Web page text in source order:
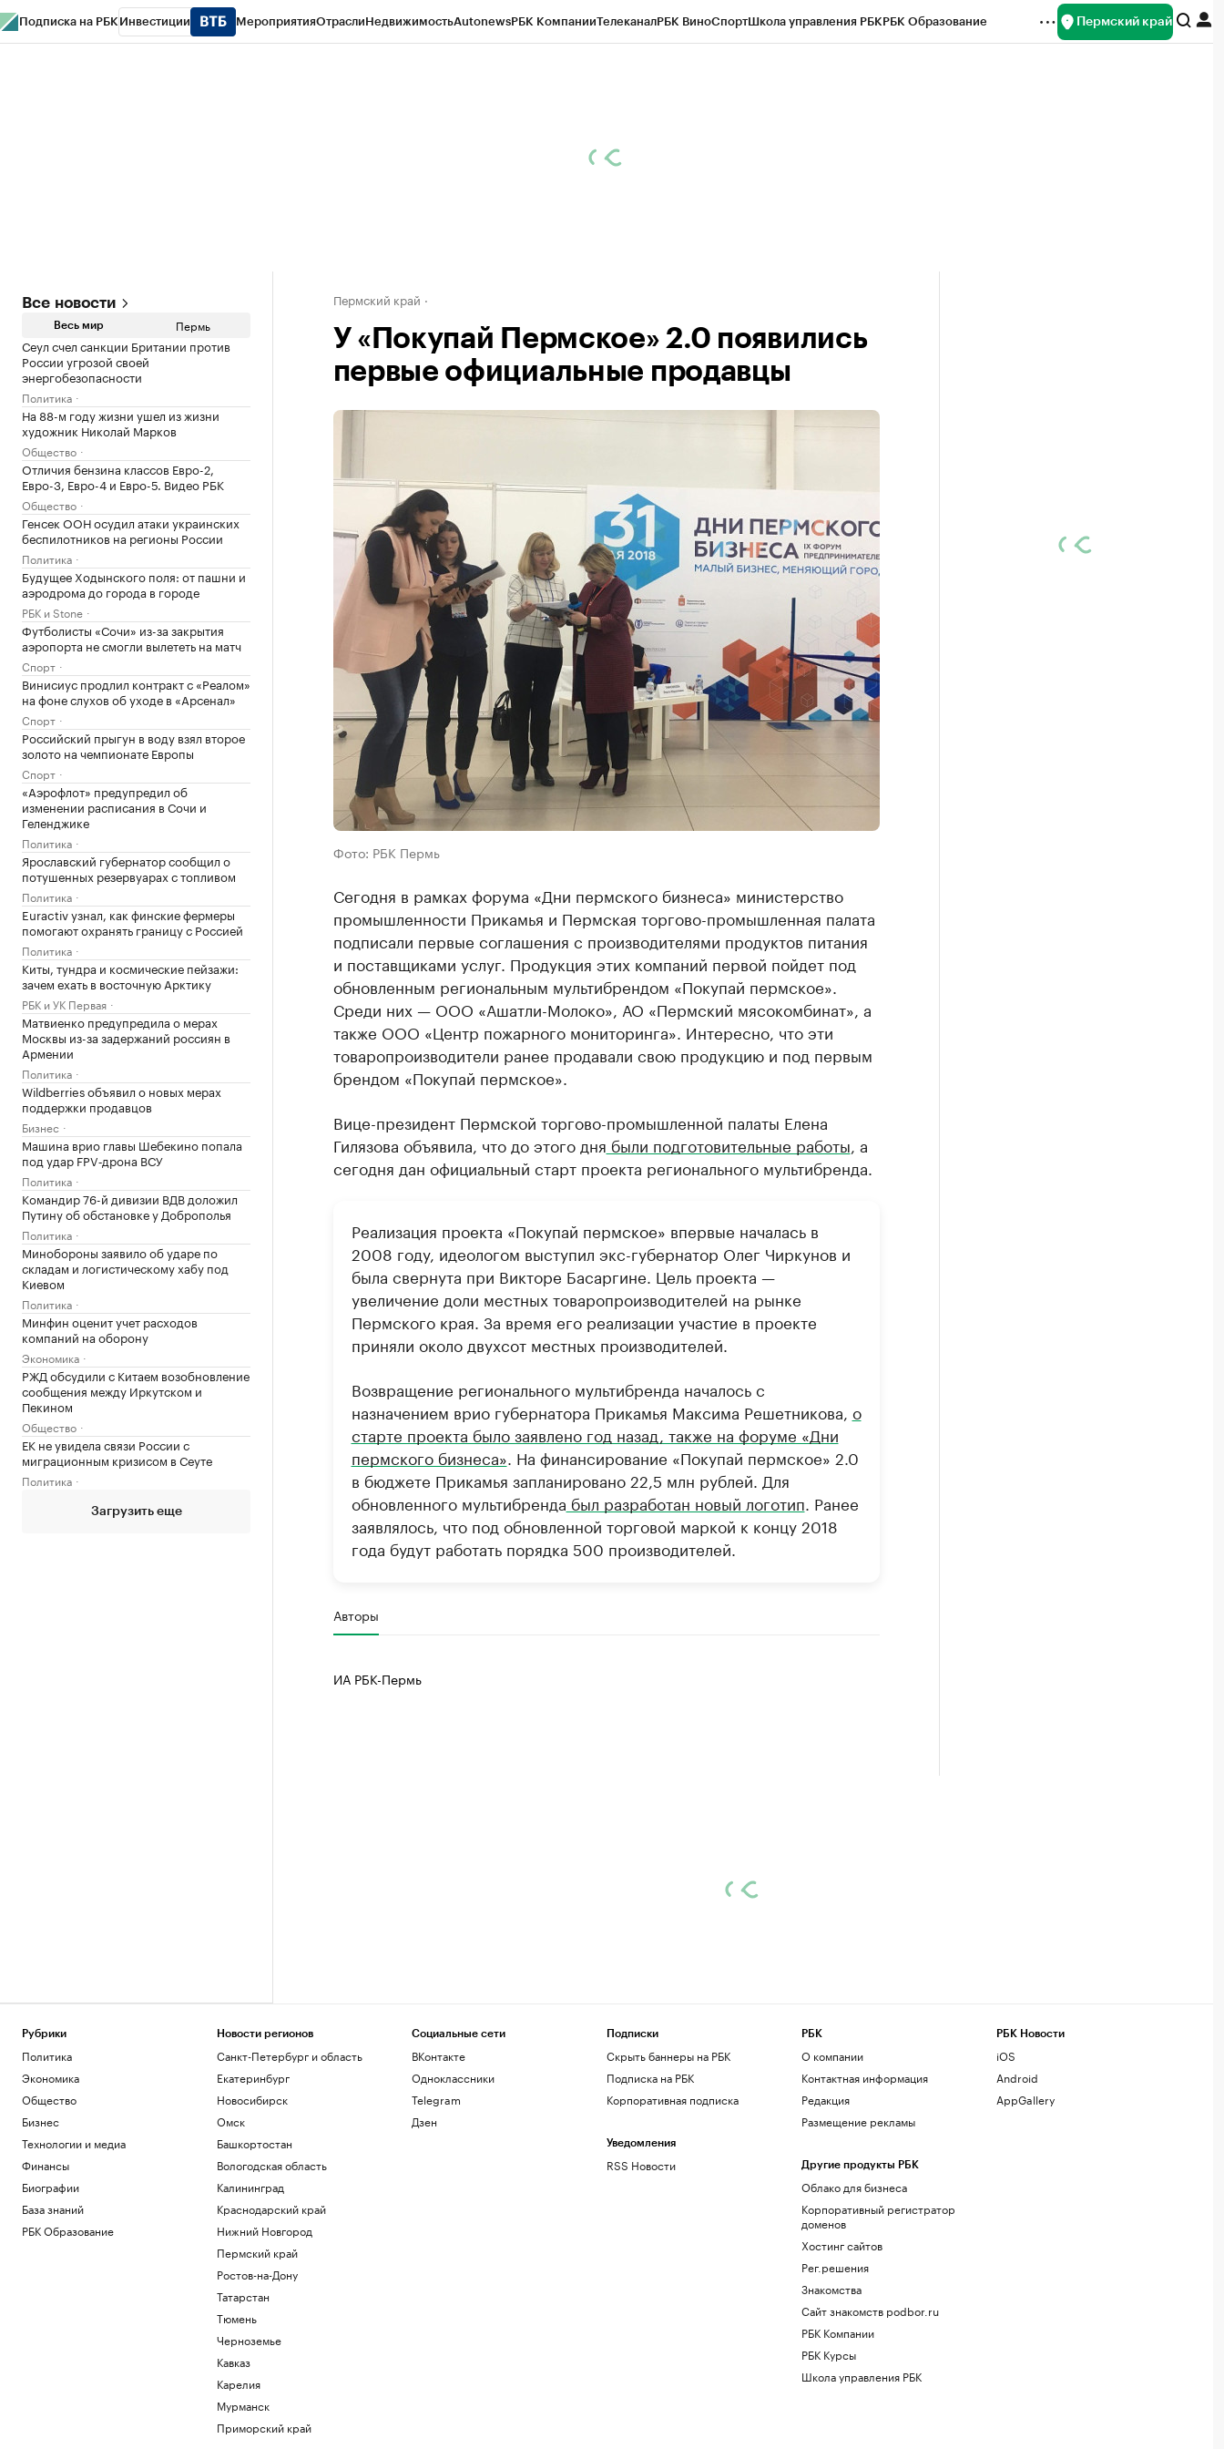
Подписка на РБК Инвестиции МероприятияОтраслиНедвижимостьAutonewsРБК КомпанииТелеканалРБК ВиноСпортШкола управления РБКРБК Образование Пермский край
Все новости
Весь мир Пермь
Сеул счел санкции Британии против
России угрозой своей
энергобезопасности
Политика
На 88-м году жизни ушел из жизни
художник Николай Марков
Общество
Отличия бензина классов Евро-2,
Евро-3, Евро-4 и Евро-5. Видео РБК
Общество
Генсек ООН осудил атаки украинских
беспилотников на регионы России
Политика
Будущее Ходынского поля: от пашни и
аэродрома до города в городе
РБК и Stone
Футболисты «Сочи» из-за закрытия
аэропорта не смогли вылететь на матч
Спорт
Винисиус продлил контракт с «Реалом»
на фоне слухов об уходе в «Арсенал»
Спорт
Российский прыгун в воду взял второе
золото на чемпионате Европы
Спорт
«Аэрофлот» предупредил об
изменении расписания в Сочи и
Геленджике
Политика
Ярославский губернатор сообщил о
потушенных резервуарах с топливом
Политика
Euractiv узнал, как финские фермеры
помогают охранять границу с Россией
Политика
Киты, тундра и космические пейзажи:
зачем ехать в восточную Арктику
РБК и УК Первая
Матвиенко предупредила о мерах
Москвы из-за задержаний россиян в
Армении
Политика
Wildberries объявил о новых мерах
поддержки продавцов
Бизнес
Машина врио главы Шебекино попала
под удар FPV‑дрона ВСУ
Политика
Командир 76-й дивизии ВДВ доложил
Путину об обстановке у Доброполья
Политика
Минобороны заявило об ударе по
складам и логистическому хабу под
Киевом
Политика
Минфин оценит учет расходов
компаний на оборону
Экономика
РЖД обсудили с Китаем возобновление
сообщения между Иркутском и
Пекином
Общество
ЕК не увидела связи России с
миграционным кризисом в Сеуте
Политика
Загрузить еще
Пермский край
У «Покупай Пермское» 2.0 появились
первые официальные продавцы
Фото: РБК Пермь
Сегодня в рамках форума «Дни пермского бизнеса» министерство
промышленности Прикамья и Пермская торгово-промышленная палата
подписали первые соглашения с производителями продуктов питания
и поставщиками услуг. Продукция этих компаний первой пойдет под
обновленным региональным мультибрендом «Покупай пермское».
Среди них — ООО «Ашатли-Молоко», АО «Пермский мясокомбинат», а
также ООО «Центр пожарного мониторинга». Интересно, что эти
товаропроизводители ранее продавали свою продукцию и под первым
брендом «Покупай пермское».
Вице-президент Пермской торгово-промышленной палаты Елена
Гилязова объявила, что до этого дня были подготовительные работы , а
сегодня дан официальный старт проекта регионального мультибренда.
Реализация проекта «Покупай пермское» впервые началась в
2008 году, идеологом выступил экс-губернатор Олег Чиркунов и
была свернута при Викторе Басаргине. Цель проекта —
увеличение доли местных товаропроизводителей на рынке
Пермского края. За время его реализации участие в проекте
приняли около двухсот местных производителей.
Возвращение регионального мультибренда началось с
назначением врио губернатора Прикамья Максима Решетникова, о
старте проекта было заявлено год назад, также на форуме «​Дни
пермского бизнеса» . На финансирование «Покупай пермское» 2.0​
в бюджете Прикамья запланировано 22,5 млн рублей. Для
обновленного мультибренда был разработан новый логотип . Ранее
заявлялось, что под обновленной торговой маркой к концу 2018
года будут работать порядка 500 производителей.
Авторы
ИА РБК-Пермь
Рубрики
Политика
Экономика
Общество
Бизнес
Технологии и медиа
Финансы
Биографии
База знаний
РБК Образование
Новости регионов
Санкт-Петербург и область
Екатеринбург
Новосибирск
Омск
Башкортостан
Вологодская область
Калининград
Краснодарский край
Нижний Новгород
Пермский край
Ростов-на-Дону
Татарстан
Тюмень
Черноземье
Кавказ
Карелия
Мурманск
Приморский край
Социальные сети
ВКонтакте
Одноклассники
Telegram
Дзен
Подписки
Скрыть баннеры на РБК
Подписка на РБК
Корпоративная подписка
Уведомления
RSS Новости
РБК
О компании
Контактная информация
Редакция
Размещение рекламы
Другие продукты РБК
Облако для бизнеса
Корпоративный регистратор
доменов
Хостинг сайтов
Рег.решения
Знакомства
Сайт знакомств podbor.ru
РБК Компании
РБК Курсы
Школа управления РБК
РБК Новости
iOS
Android
AppGallery